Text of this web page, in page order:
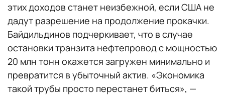
этих доходов станет неизбежной, если США не
дадут разрешение на продолжение прокачки.
Байдильдинов подчеркивает, что в случае
остановки транзита нефтепровод с мощностью
20 млн тонн окажется загружен минимально и
превратится в убыточный актив. «Экономика
такой трубы просто перестанет биться», —